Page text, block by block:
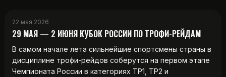
22 мая 2026
29 МАЯ — 2 ИЮНЯ КУБОК РОССИИ ПО ТРОФИ-РЕЙДАМ
В самом начале лета сильнейшие спортсмены страны в
дисциплине трофи-рейдов соберутся на первом этапе
Чемпионата России в категориях ТР1, ТР2 и